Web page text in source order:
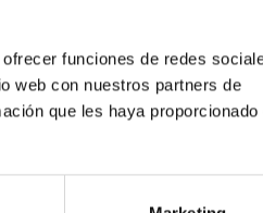
funciones de redes
web con nuestros partners de
que les haya proporcionado